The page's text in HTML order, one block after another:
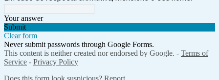
Your answer
Submit
Clear form
Never submit passwords through Google Forms.
This content is neither created nor endorsed by Google. - Terms of
Service - Privacy Policy
Does this form look suspicious? Report